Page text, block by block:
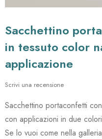
sacchettino portaconfetti con tirante
in tessuto color
applicazione
Scrivi una recensione
Sacchettino portaconfetti
con applicazioni in due
Se lo vuoi come nella